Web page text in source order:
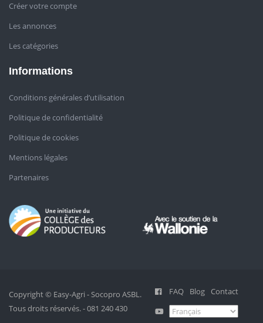
Créer votre compte
Les annonces
Les catégories
Informations
Conditions générales d’utilisation
Politique de confidentialité
Politique de cookies
Mentions légales
Partenaires
Copyright © Easy-Agri - Socopro ASBL.
Tous droits réservés. - 081 240 430
FAQ Blog Contact